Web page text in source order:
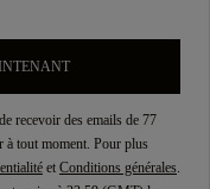
recevoir des emails de 77
à tout moment. Pour plus
et Conditions générales.